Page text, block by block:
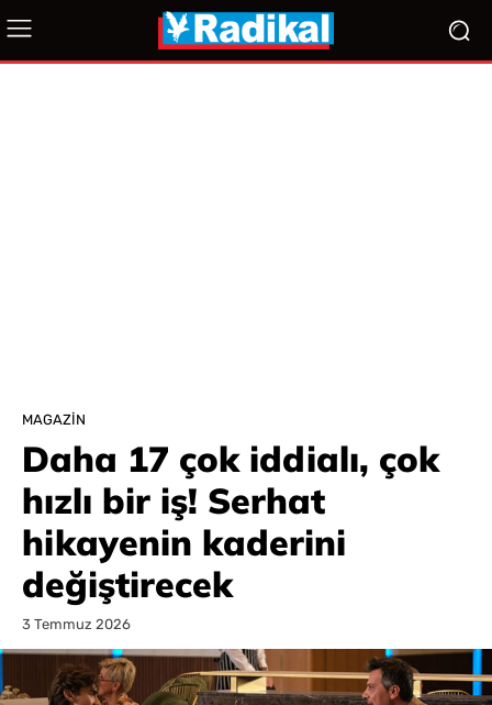
MAGAZIN
Daha 17 çok iddialı, çok
hızlı bir iş! Serhat
hikayenin kaderini
değiştirecek
3 Temmuz 2026